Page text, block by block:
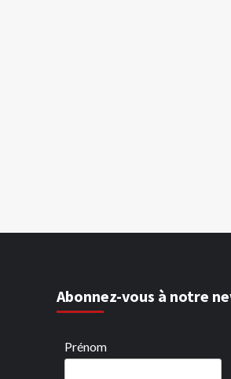
Abonnez-vous à notre
Prénom